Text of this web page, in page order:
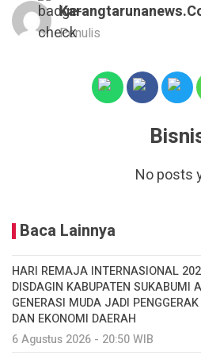
Penulis
No posts
Baca Lainnya
HARI REMAJA INTERNASIONAL
DISDAGIN KABUPATEN SUKABUMI
GENERASI MUDA JADI
DAN EKONOMI DAERAH
6 Agustus 2026 - 20:50 WIB